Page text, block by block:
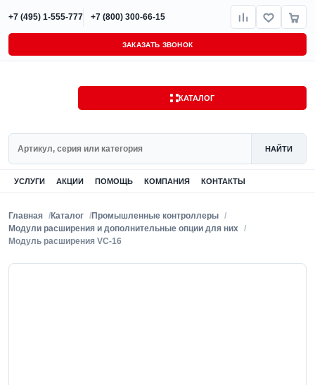
+7 (495) 1-555-777 +7 (800) 300-66-15
ЗАКАЗАТЬ ЗВОНОК
КАТАЛОГ
НАЙТИ
УСЛУГИ АКЦИИ ПОМОЩЬ КОМПАНИЯ КОНТАКТЫ
Главная Каталог
Промышленные контроллеры
Модули расширения и дополнительные опции для них
Модуль расширения VC-16